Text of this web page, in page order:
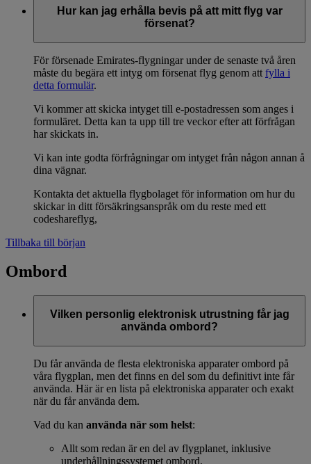
Hur kan jag erhålla bevis på att mitt flyg var
försenat?
För försenade Emirates-flygningar under de senaste två åren
måste du begära ett intyg om försenat flyg genom att fylla i
detta formulär.
Vi kommer att skicka intyget till e-postadressen som anges i
formuläret. Detta kan ta upp till tre veckor efter att förfrågan
har skickats in.
Vi kan inte godta förfrågningar om intyget från någon annan å
dina vägnar.
Kontakta det aktuella flygbolaget för information om hur du
skickar in ditt försäkringsanspråk om du reste med ett
codeshareflyg,
Tillbaka till början
Ombord
Vilken personlig elektronisk utrustning får jag
använda ombord?
Du får använda de flesta elektroniska apparater ombord på
våra flygplan, men det finns en del som du definitivt inte får
använda. Här är en lista på elektroniska apparater och exakt
när du får använda dem.
Vad du kan använda när som helst:
Allt som redan är en del av flygplanet, inklusive
underhållningssystemet ombord.